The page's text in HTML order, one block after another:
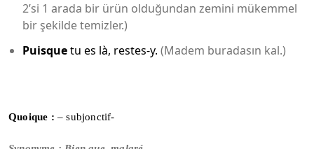
2’si 1 arada bir ürün olduğundan zemini mükemmel
bir şekilde temizler.)
Puisquetu es là, restes-y. (Madem buradasın kal.)
Quoique : – subjonctif-